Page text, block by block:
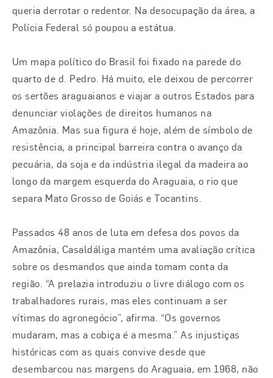
queria derrotar o redentor. Na desocupação da área, a
Polícia Federal só poupou a estátua.
Um mapa político do Brasil foi fixado na parede do
quarto de d. Pedro. Há muito, ele deixou de percorrer
os sertões araguaianos e viajar a outros Estados para
denunciar violações de direitos humanos na
Amazônia. Mas sua figura é hoje, além de símbolo de
resistência, a principal barreira contra o avanço da
pecuária, da soja e da indústria ilegal da madeira ao
longo da margem esquerda do Araguaia, o rio que
separa Mato Grosso de Goiás e Tocantins.
Passados 48 anos de luta em defesa dos povos da
Amazônia, Casaldáliga mantém uma avaliação crítica
sobre os desmandos que ainda tomam conta da
região. “A prelazia introduziu o livre diálogo com os
trabalhadores rurais, mas eles continuam a ser
vítimas do agronegócio”, afirma. “Os governos
mudaram, mas a cobiça é a mesma.” As injustiças
históricas com as quais convive desde que
desembarcou nas margens do Araguaia, em 1968, não